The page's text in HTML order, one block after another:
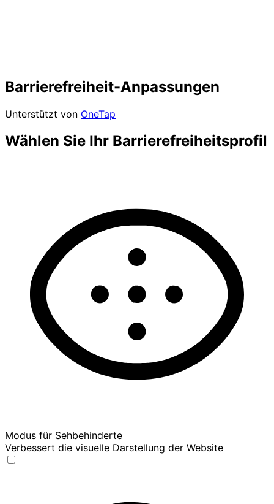
Barrierefreiheit-Anpassungen
Unterstützt von OneTap
Wählen Sie Ihr Barrierefreiheitsprofil
Modus für Sehbehinderte
Verbessert die visuelle Darstellung der Website